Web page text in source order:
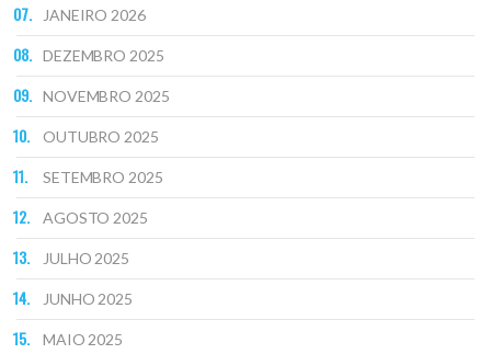
JANEIRO 2026
DEZEMBRO 2025
NOVEMBRO 2025
OUTUBRO 2025
SETEMBRO 2025
AGOSTO 2025
JULHO 2025
JUNHO 2025
MAIO 2025